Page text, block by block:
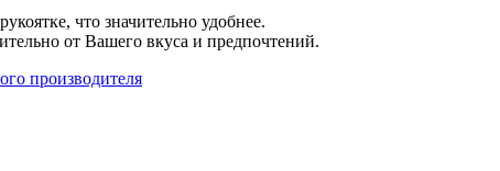
что значительно удобнее.
от Вашего вкуса и предпочтений.
производителя